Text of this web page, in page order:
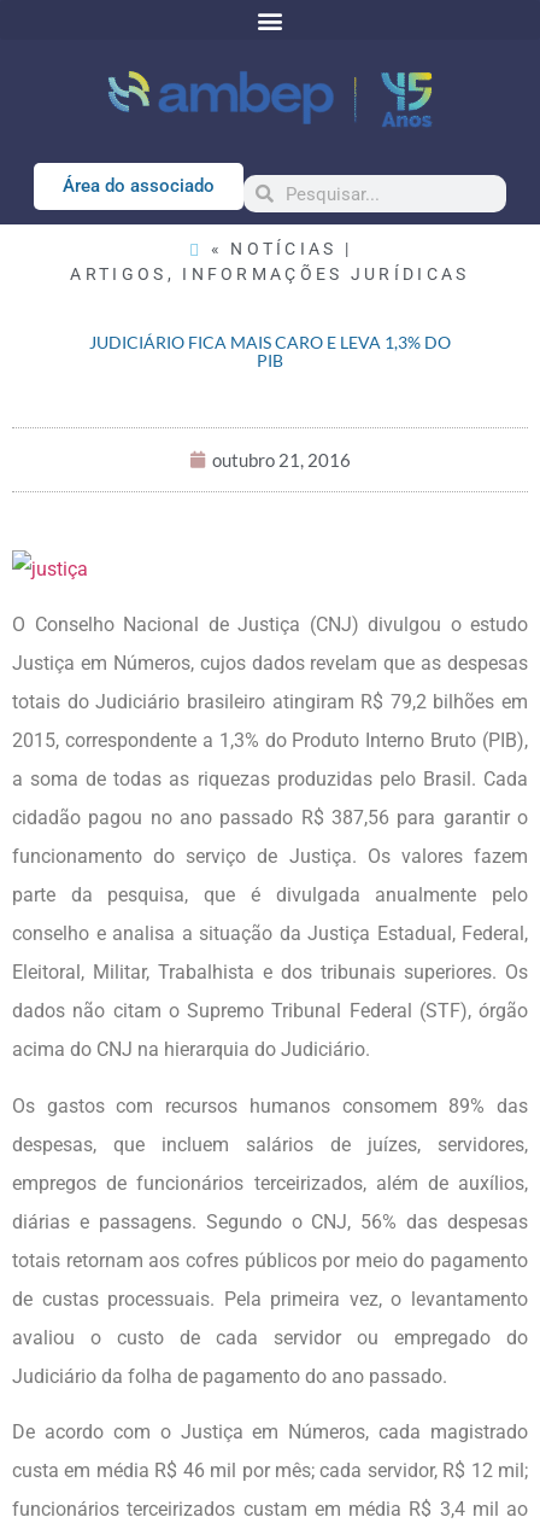
Área do associado
« NOTÍCIAS |
ARTIGOS , INFORMAÇÕES JURÍDICAS
JUDICIÁRIO FICA MAIS CARO E LEVA 1,3% DO
PIB
outubro 21, 2016
O Conselho Nacional de Justiça (CNJ) divulgou o estudo
Justiça em Números, cujos dados revelam que as despesas
totais do Judiciário brasileiro atingiram R$ 79,2 bilhões em
2015, correspondente a 1,3% do Produto Interno Bruto (PIB),
a soma de todas as riquezas produzidas pelo Brasil. Cada
cidadão pagou no ano passado R$ 387,56 para garantir o
funcionamento do serviço de Justiça. Os valores fazem
parte da pesquisa, que é divulgada anualmente pelo
conselho e analisa a situação da Justiça Estadual, Federal,
Eleitoral, Militar, Trabalhista e dos tribunais superiores. Os
dados não citam o Supremo Tribunal Federal (STF), órgão
acima do CNJ na hierarquia do Judiciário.
Os gastos com recursos humanos consomem 89% das
despesas, que incluem salários de juízes, servidores,
empregos de funcionários terceirizados, além de auxílios,
diárias e passagens. Segundo o CNJ, 56% das despesas
totais retornam aos cofres públicos por meio do pagamento
de custas processuais. Pela primeira vez, o levantamento
avaliou o custo de cada servidor ou empregado do
Judiciário da folha de pagamento do ano passado.
De acordo com o Justiça em Números, cada magistrado
custa em média R$ 46 mil por mês; cada servidor, R$ 12 mil;
funcionários terceirizados custam em média R$ 3,4 mil ao